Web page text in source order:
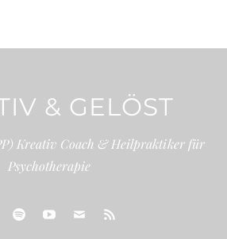
& GELÖST
Kreativ Coach & Heilpraktiker für
Psychotherapie